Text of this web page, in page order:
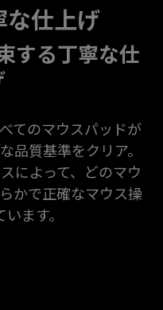
な仕上げ
する丁寧な仕
てのマウスパッドが
品質基準をクリア。
によって、どのマウ
かで正確なマウス操
ます。